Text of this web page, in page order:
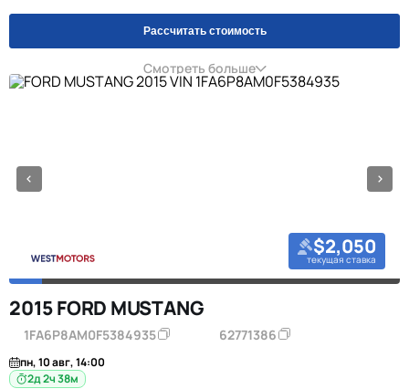
Рассчитать стоимость
Смотреть больше
$2,050
текущая ставка
2015 FORD MUSTANG
1FA6P8AM0F5384935 62771386
пн, 10 авг, 14:00
2д 2ч 38м